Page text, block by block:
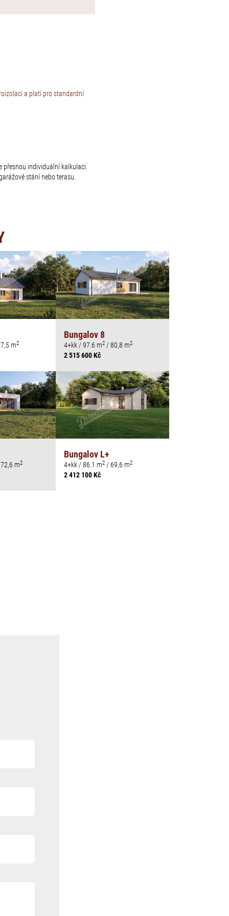
a platí pro standardní
přesnou individuální kalkulaci.
stání nebo terasu.
m2
Bungalov 8
4+kk / 97.6 m2 / 80,8 m2
2 515 600 Kč
m2
Bungalov L+
4+kk / 86.1 m2 / 69,6 m2
2 412 100 Kč